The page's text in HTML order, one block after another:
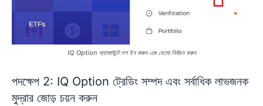
IQ Option অ্যাকাউন্টে লগ ইন করুন এবং ডেমো নির্বাচন করুন
পদক্ষেপ 2: IQ Option ট্রেডিং সম্পদ এবং সর্বাধিক লাভজনক
মুদ্রার জোড় চয়ন করুন